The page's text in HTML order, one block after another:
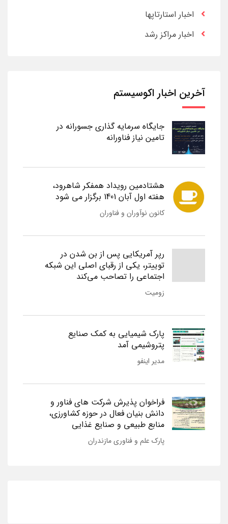
اخبار استارتاپها
اخبار مراکز رشد
آخرین اخبار اکوسیستم
جایگاه سرمایه گذاری جسورانه در
تامین نیاز فناورانه
هشتادمین رویداد همفکر شاهرود،
هفته اول آبان 1401 برگزار می شود
کانون نوآوران و فناوران
رپر آمریکایی پس از بن شدن در
توییتر، یکی از رقبای اصلی این شبکه
اجتماعی را تصاحب می‌کند
زومیت
پارک شیمیایی به کمک صنایع
پتروشیمی آمد
مدیر اینفو
فراخوان پذیرش شرکت های فناور و
دانش بنیان فعال در حوزه کشاورزی،
منابع طبیعی و صنایع غذایی
پارک علم و فناوری مازندران